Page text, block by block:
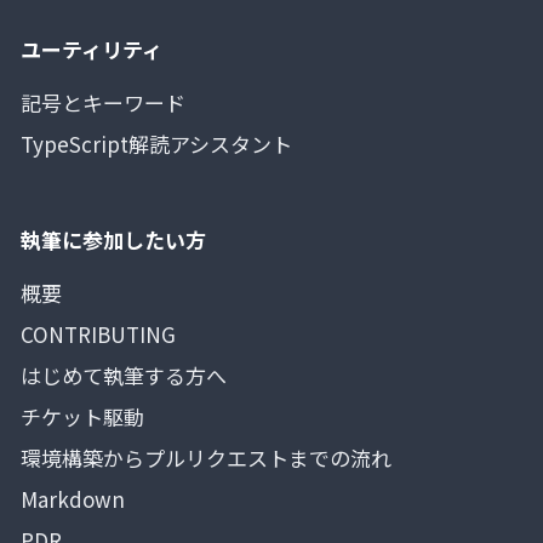
ユーティリティ
記号とキーワード
TypeScript解読アシスタント
執筆に参加したい方
概要
CONTRIBUTING
はじめて執筆する方へ
チケット駆動
環境構築からプルリクエストまでの流れ
Markdown